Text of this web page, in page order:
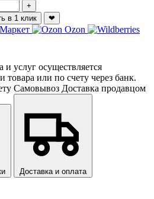
+
в 1 клик ❤
Ozon
услуг осуществляется
или по счету через банк.
Самовывоз Доставка продавцом
Доставка и оплата